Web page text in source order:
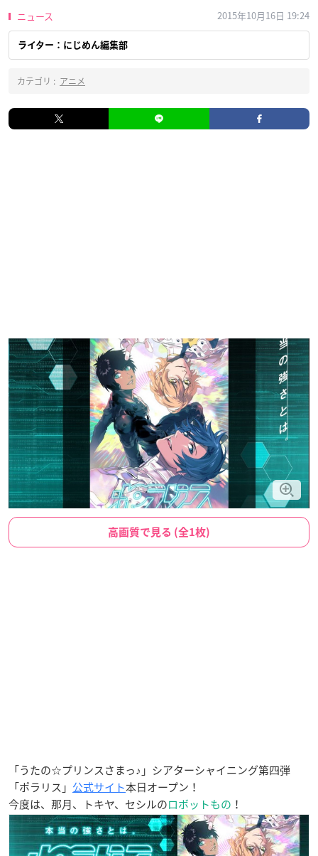
ニュース 2015年10月16日 19:24
ライター：にじめん編集部
カテゴリ : アニメ
高画質で見る (全1枚)
「うたの☆プリンスさまっ♪」シアターシャイニング第四弾
「ポラリス」 公式サイト本日オープン！
今度は、那月、トキヤ、セシルのロボットもの ！